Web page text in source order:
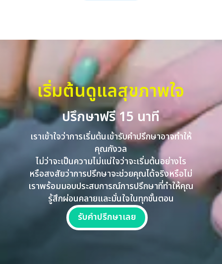
เริ่มต้นดูแลสุขภาพใจ
ปรึกษาฟรี 15 นาที
เราเข้าใจว่าการเริ่มต้นเข้ารับคำปรึกษาอาจทำให้
คุณกังวล
ไม่ว่าจะเป็นความไม่แน่ใจว่าจะเริ่มต้นอย่างไร
หรือสงสัยว่าการปรึกษาจะช่วยคุณได้จริงหรือไม่
เราพร้อมมอบประสบการณ์การปรึกษาที่ทำให้คุณ
รู้สึกผ่อนคลายและมั่นใจในทุกขั้นตอน
รับคำปรึกษาเลย